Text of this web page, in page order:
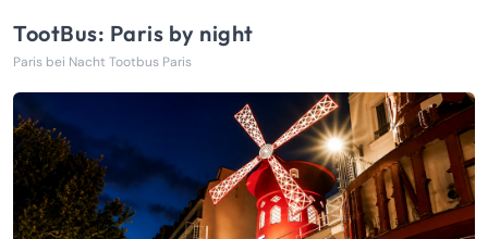
TootBus: Paris by night
Paris bei Nacht Tootbus Paris